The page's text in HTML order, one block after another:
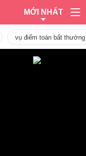
MỚI NHẤT
vụ điểm toán bất